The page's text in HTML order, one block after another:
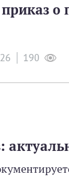
о
190